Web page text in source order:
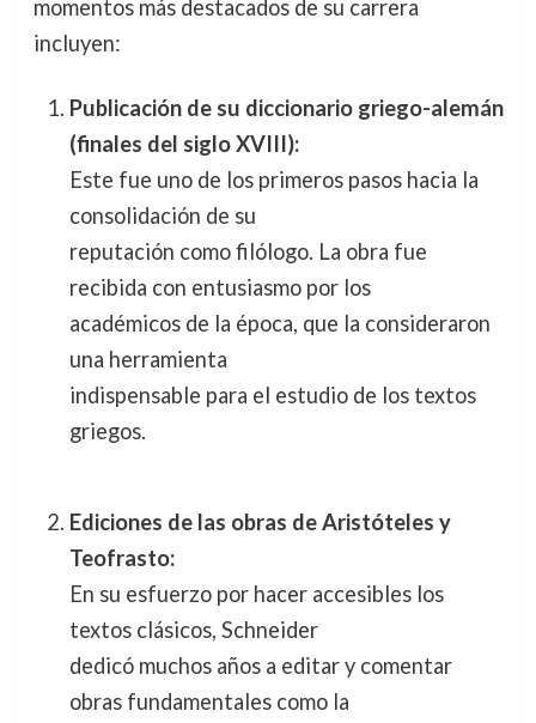
momentos más destacados de su carrera
incluyen:
Publicación de su diccionario griego-alemán
(finales del siglo XVIII):
Este fue uno de los primeros pasos hacia la
consolidación de su
reputación como filólogo. La obra fue
recibida con entusiasmo por los
académicos de la época, que la consideraron
una herramienta
indispensable para el estudio de los textos
griegos.
Ediciones de las obras de Aristóteles y
Teofrasto:
En su esfuerzo por hacer accesibles los
textos clásicos, Schneider
dedicó muchos años a editar y comentar
obras fundamentales como la